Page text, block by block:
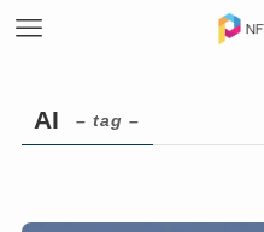
AI – tag –